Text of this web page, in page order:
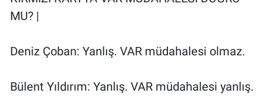
MU? |
Deniz Çoban: Yanlış. VAR müdahalesi olmaz.
Bülent Yıldırım: Yanlış. VAR müdahalesi yanlış.